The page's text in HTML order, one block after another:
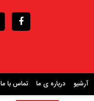
آرشیو درباره ی ما تماس با ما